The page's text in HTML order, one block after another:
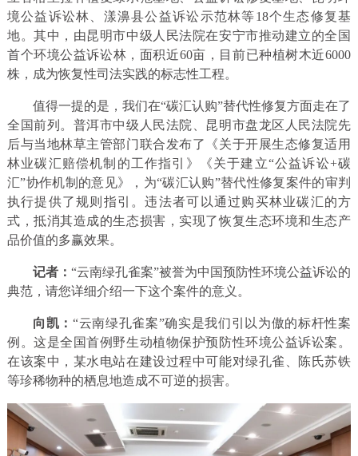
境公益诉讼林、漾濞县公益诉讼示范林等18个生态修复基
地。其中，由昆明市中级人民法院在安宁市推动建立的全国
首个环境公益诉讼林，面积近60亩，目前已种植树木近6000
株，成为恢复性司法实践的标志性工程。
值得一提的是，我们在“碳汇认购”替代性修复方面走在了
全国前列。普洱市中级人民法院、昆明市盘龙区人民法院先
后与当地林草主管部门联合发布了《关于开展生态修复适用
林业碳汇赔偿机制的工作指引》《关于建立“公益诉讼+碳
汇”协作机制的意见》，为“碳汇认购”替代性修复案件的审判
执行提供了规则指引。违法者可以通过购买林业碳汇的方
式，抵消其造成的生态损害，实现了恢复生态环境和生态产
品价值的多赢效果。
记者： “云南绿孔雀案”被誉为中国预防性环境公益诉讼的
典范，请您详细介绍一下这个案件的意义。
向凯： “云南绿孔雀案”确实是我们引以为傲的标杆性案
例。这是全国首例野生动植物保护预防性环境公益诉讼案。
在该案中，某水电站在建设过程中可能对绿孔雀、陈氏苏铁
等珍稀物种的栖息地造成不可逆的损害。